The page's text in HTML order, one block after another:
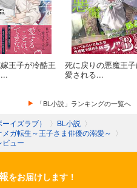
王子が冷酷王
死に戻りの悪魔王
愛される...
「BL小説」ランキングの一覧へ
イズラブ） 〉 BL小説 〉
メガ転生～王子さま俳優の溺愛～ 〉
ュー
をお届けします！